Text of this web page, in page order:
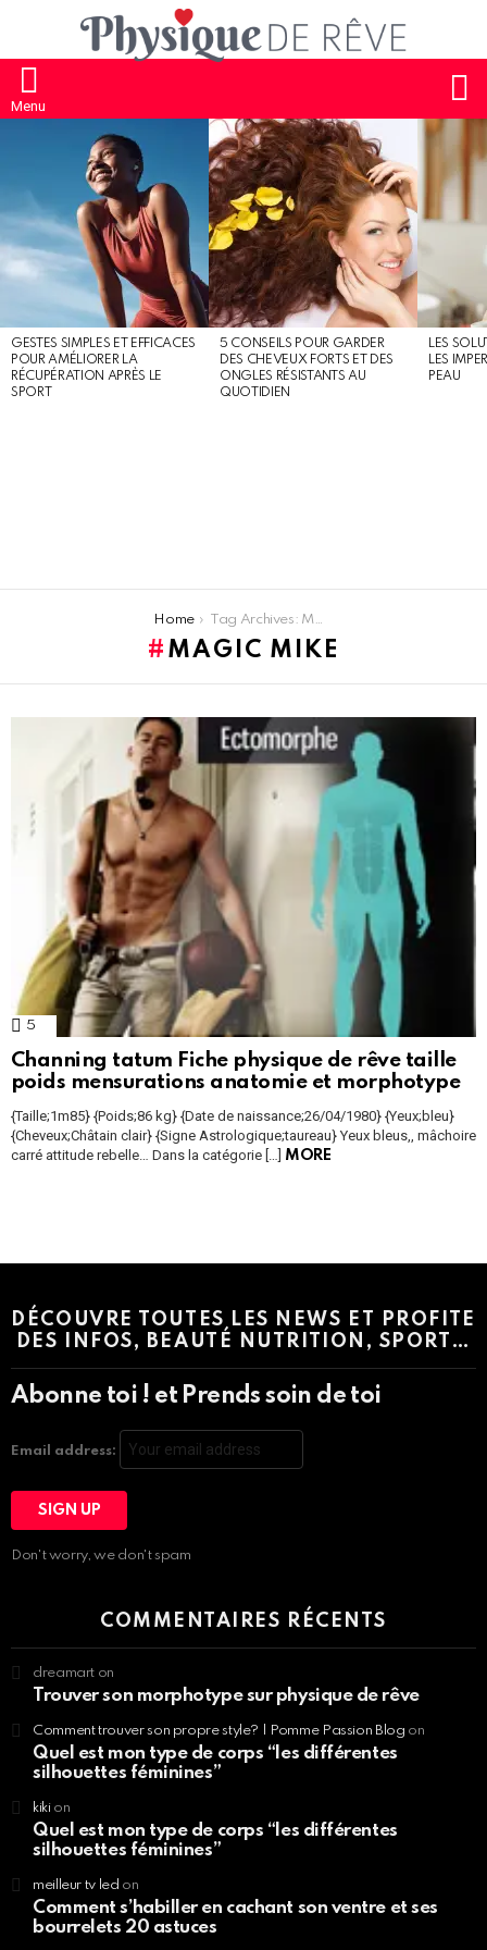
Menu
GESTES SIMPLES ET EFFICACES
POUR AMÉLIORER LA
RÉCUPÉRATION APRÈS LE
SPORT
5 CONSEILS POUR GARDER
DES CHEVEUX FORTS ET DES
ONGLES RÉSISTANTS AU
QUOTIDIEN
LES
LES
PEAU
Home Tag Archives: Magic mike
MAGIC MIKE
5 Comments
Channing tatum Fiche physique de rêve taille
poids mensurations anatomie et morphotype
{Taille;1m85} {Poids;86 kg} {Date de naissance;26/04/1980} {Yeux;bleu}
{Cheveux;Châtain clair} {Signe Astrologique;taureau} Yeux bleus,, mâchoire
carré attitude rebelle… Dans la catégorie […] MORE
DÉCOUVRE TOUTES LES NEWS ET PROFITE
DES INFOS, BEAUTÉ NUTRITION, SPORT…
Abonne toi ! et Prends soin de toi
Email address:
Don't worry, we don't spam
COMMENTAIRES RÉCENTS
dreamart on
Trouver son morphotype sur physique de rêve
Comment trouver son propre style? | Pomme Passion Blog on
Quel est mon type de corps “les différentes
silhouettes féminines”
kikion
Quel est mon type de corps “les différentes
silhouettes féminines”
meilleur tv led on
Comment s’habiller en cachant son ventre et ses
bourrelets 20 astuces